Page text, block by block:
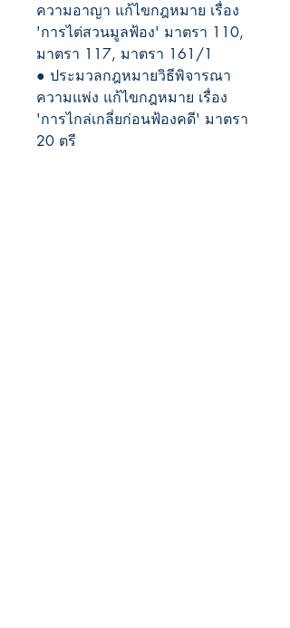
ความอาญา แก้ไขกฎหมาย เรื่อง
'การไต่สวนมูลฟ้อง' มาตรา 110,
มาตรา 117, มาตรา 161/1
● ประมวลกฎหมายวิธีพิจารณา
ความแพ่ง แก้ไขกฎหมาย เรื่อง
'การไกล่เกลี่ยก่อนฟ้องคดี' มาตรา
20 ตรี